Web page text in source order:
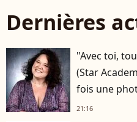
Dernières
"Avec toi,
(Star
fois une
21:16